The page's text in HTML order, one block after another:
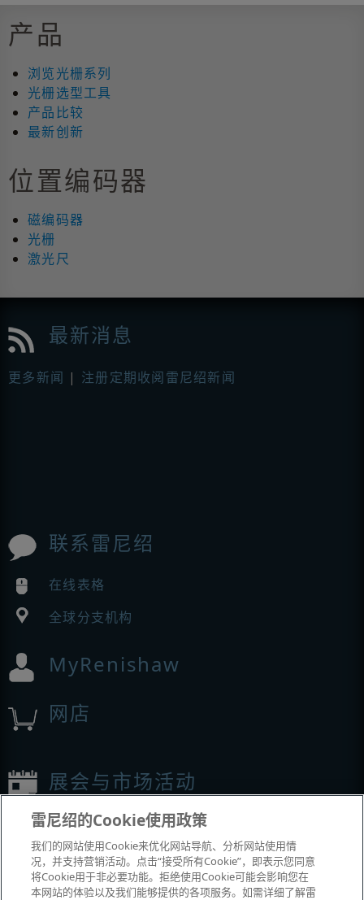
产品
浏览光栅系列
光栅选型工具
产品比较
最新创新
位置编码器
磁编码器
光栅
激光尺
最新消息
更多新闻 | 注册定期收阅雷尼绍新闻
联系雷尼绍
在线表格
全球分支机构
MyRenishaw
网店
展会与市场活动
我们参加的活动
雷尼绍的Cookie使用政策
我们的网站使用Cookie来优化网站导航、分析网站使用情
况，并支持营销活动。点击“接受所有Cookie”，即表示您同意
将Cookie用于非必要功能。拒绝使用Cookie可能会影响您在
本网站的体验以及我们能够提供的各项服务。如需详细了解雷